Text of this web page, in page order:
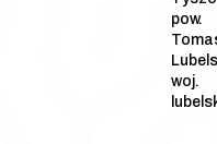
pow.
woj.